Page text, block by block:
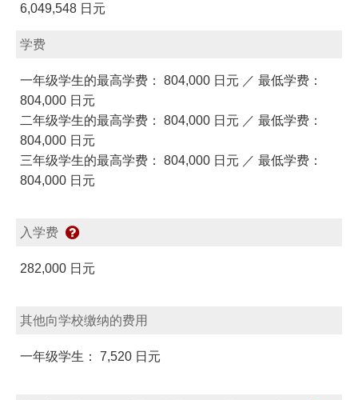
6,049,548 日元
学费
一年级学生的最高学费： 804,000 日元 ／ 最低学费：
804,000 日元
二年级学生的最高学费： 804,000 日元 ／ 最低学费：
804,000 日元
三年级学生的最高学费： 804,000 日元 ／ 最低学费：
804,000 日元
入学费
282,000 日元
其他向学校缴纳的费用
一年级学生： 7,520 日元